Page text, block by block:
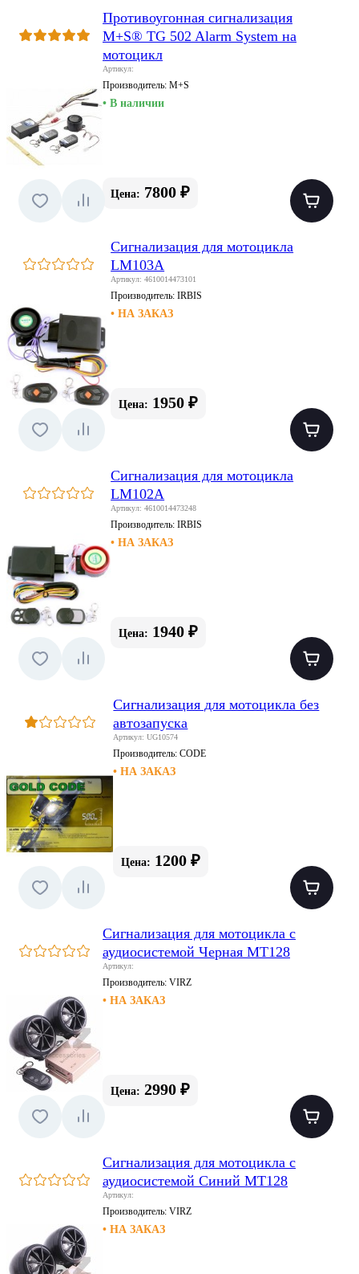
Противоугонная сигнализация
M+S® TG 502 Alarm System на
мотоцикл
Артикул:
Производитель: M+S
• В наличии
Цена: 7800 ₽
Сигнализация для мотоцикла
LM103A
Артикул: 4610014473101
Производитель:IRBIS
• НА ЗАКАЗ
Цена: 1950 ₽
Сигнализация для мотоцикла
LM102A
Артикул: 4610014473248
Производитель:IRBIS
• НА ЗАКАЗ
Цена: 1940 ₽
Сигнализация для мотоцикла без
автозапуска
Артикул: UG10574
Производитель:CODE
• НА ЗАКАЗ
Цена: 1200 ₽
Сигнализация для мотоцикла с
аудиосистемой Черная МТ128
Артикул:
Производитель: VIRZ
• НА ЗАКАЗ
Цена: 2990 ₽
Сигнализация для мотоцикла с
аудиосистемой Синий МТ128
Артикул:
Производитель: VIRZ
• НА ЗАКАЗ